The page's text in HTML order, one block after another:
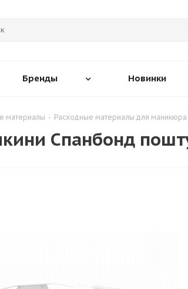
Бренды Новинки
материалы - Расходные материалы для маникюра
Спанбонд